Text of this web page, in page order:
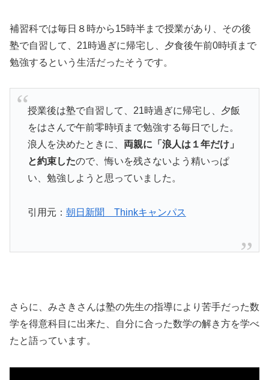
補習科では毎日８時から15時半まで授業があり、その後
塾で自習して、21時過ぎに帰宅し、夕食後午前0時頃まで
勉強するという生活だったそうです。
授業後は塾で自習して、21時過ぎに帰宅し、夕飯
をはさんで午前零時頃まで勉強する毎日でした。
浪人を決めたときに、 両親に「浪人は１年だけ」
と約束したので、悔いを残さないよう精いっぱ
い、勉強しようと思っていました。
引用元： 朝日新聞 Thinkキャンパス
さらに、みさきさんは塾の先生の指導により苦手だった数
学を得意科目に出来た、自分に合った数学の解き方を学べ
たと語っています。